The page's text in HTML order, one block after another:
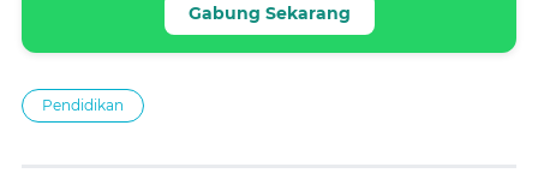
Gabung Sekarang
Pendidikan